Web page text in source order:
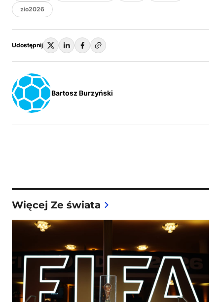
zio2026
Udostępnij
Bartosz Burzyński
Więcej Ze świata